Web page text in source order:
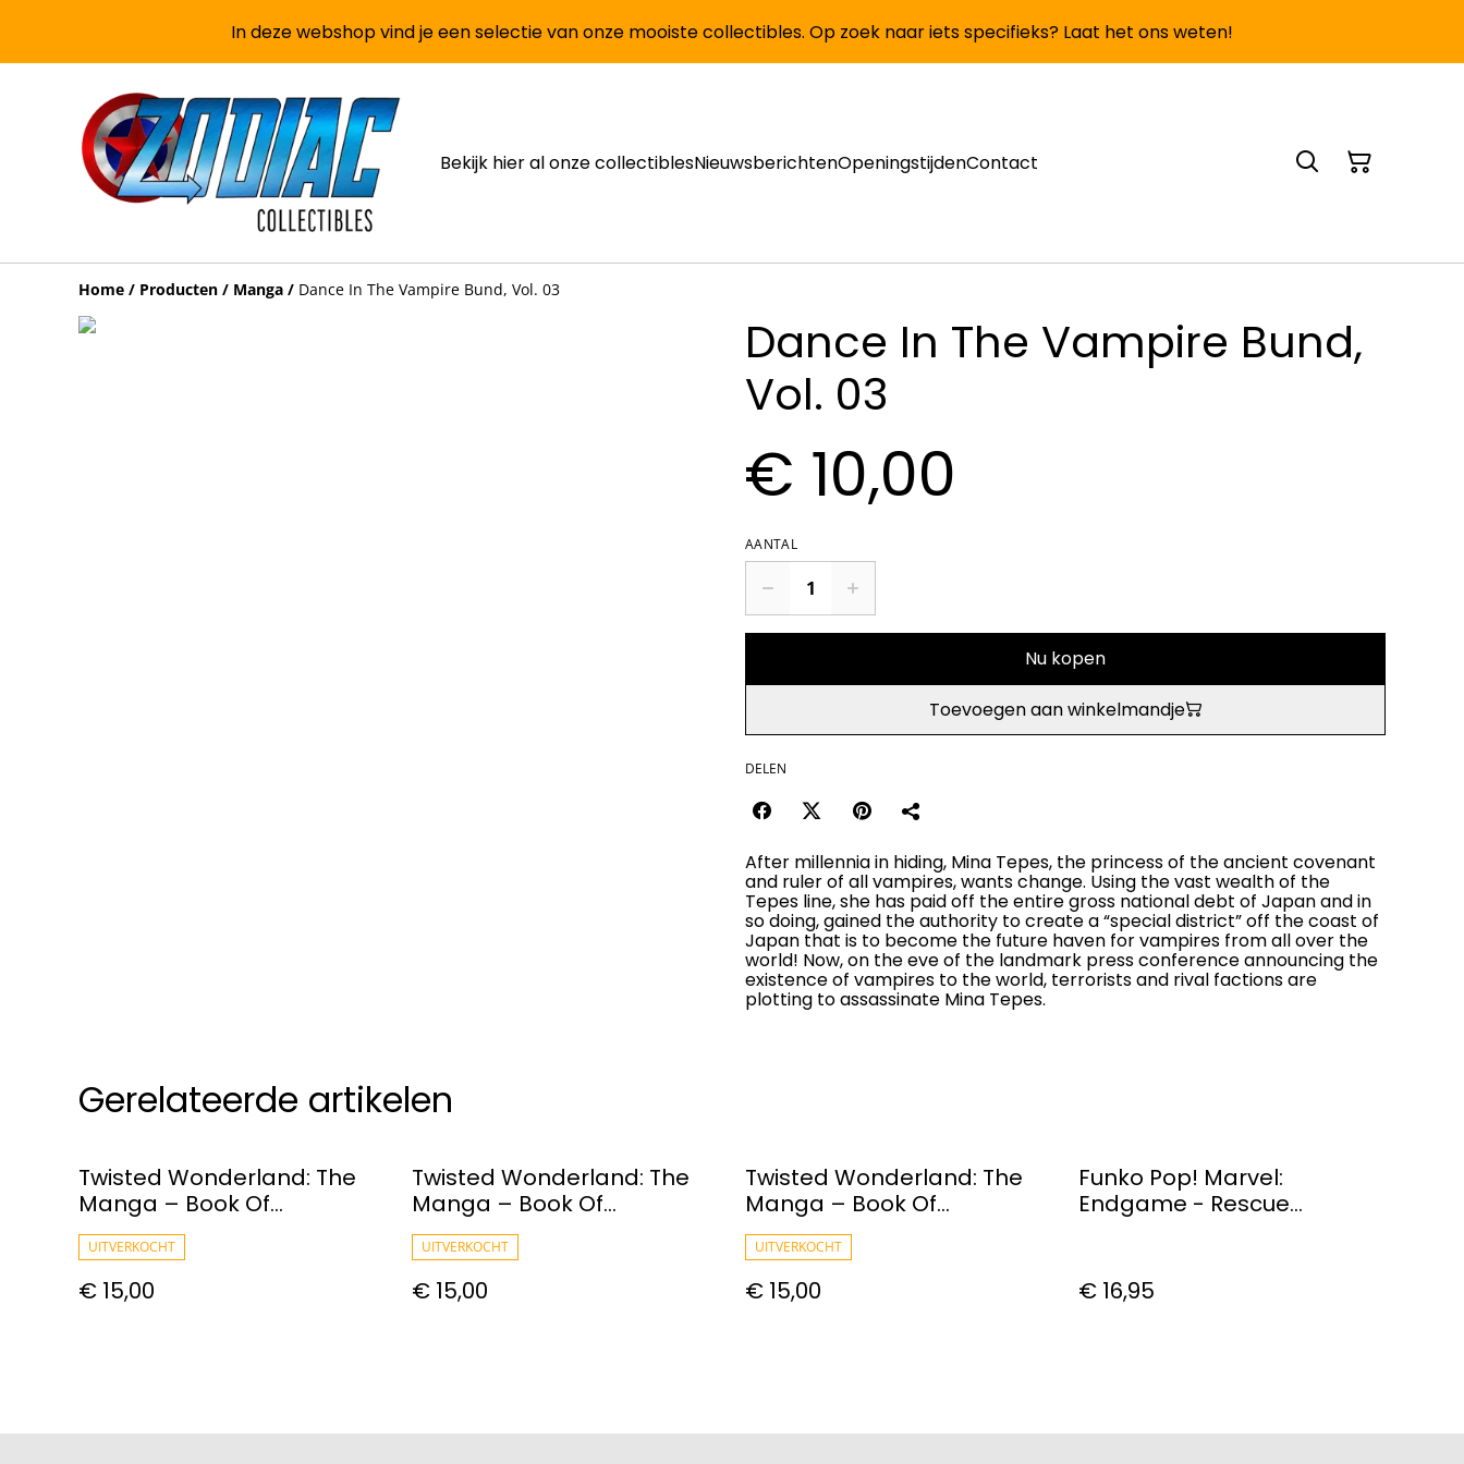
In deze webshop vind je een selectie van onze mooiste collectibles. Op zoek naar iets specifieks? Laat het ons weten!
Bekijk hier al onze collectiblesNieuwsberichtenOpeningstijdenContact
Home / Producten / Manga / Dance In The Vampire Bund, Vol. 03
Dance In The Vampire Bund,
Vol. 03
€ 10,00
AANTAL
Nu kopen
Toevoegen aan winkelmandje
DELEN
After millennia in hiding, Mina Tepes, the princess of the ancient covenant
and ruler of all vampires, wants change. Using the vast wealth of the
Tepes line, she has paid off the entire gross national debt of Japan and in
so doing, gained the authority to create a “special district” off the coast of
Japan that is to become the future haven for vampires from all over the
world! Now, on the eve of the landmark press conference announcing the
existence of vampires to the world, terrorists and rival factions are
plotting to assassinate Mina Tepes.
Gerelateerde artikelen
Twisted Wonderland: The
Manga – Book Of
Heartslabyul, Vol. 02
UITVERKOCHT
€ 15,00
Twisted Wonderland: The
Manga – Book Of
Heartslabyul, Vol. 03
UITVERKOCHT
€ 15,00
Twisted Wonderland: The
Manga – Book Of
Heartslabyul, Vol. 04
UITVERKOCHT
€ 15,00
Funko Pop! Marvel:
Endgame - Rescue
€ 16,95